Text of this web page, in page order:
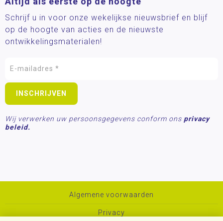
Schrijf u in voor onze wekelijkse nieuwsbrief en blijf
op de hoogte van acties en de nieuwste
ontwikkelingsmaterialen!
Wij verwerken uw persoonsgegevens conform ons privacy
beleid.
Algemene voorwaarden
Privacy